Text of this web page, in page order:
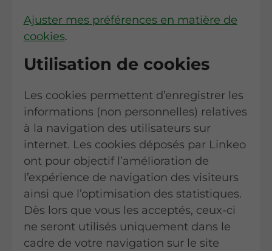
Ajuster mes préférences en matière de
cookies.
Utilisation de cookies
Les cookies permettent d’enregistrer les
informations (non personnelles) relatives
à la navigation des utilisateurs sur
internet. Les cookies déposés par Linkeo
ont pour objectif l’amélioration de
l’expérience de navigation des visiteurs
ainsi que l’optimisation des statistiques.
Dès lors que vous les acceptés, ceux-ci
ne seront utilisés uniquement dans le
cadre de votre navigation sur le site